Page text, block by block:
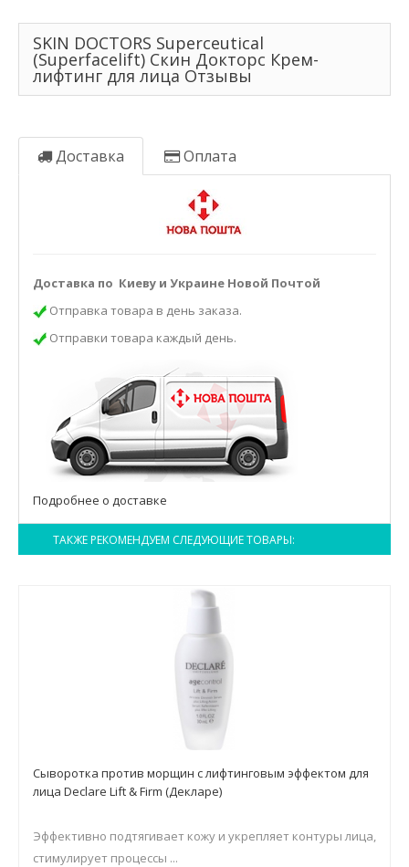
SKIN DOCTORS Superceutical
(Superfacelift) Скин Докторс Крем-
лифтинг для лица Отзывы
Доставка Оплата
Доставка по Киеву и Украине Новой Почтой
Отправка товара в день заказа.
Отправки товара каждый день.
Подробнее о доставке
ТАКЖЕ РЕКОМЕНДУЕМ СЛЕДУЮЩИЕ ТОВАРЫ:
Сыворотка против морщин с лифтинговым эффектом для
лица Declare Lift & Firm (Декларе)
Эффективно подтягивает кожу и укрепляет контуры лица,
стимулирует процессы ...